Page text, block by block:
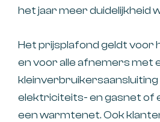
het jaar meer duidelijkheid
Het prijsplafond geldt voor
en voor alle afnemers met
kleinverbruikersaansluiting
elektriciteits- en gasnet of
een warmtenet. Ook